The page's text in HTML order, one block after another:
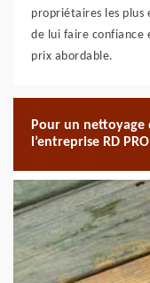
propriétaires les plus
de lui faire confiance
prix abordable.
Pour un
l’entreprise RD PRO